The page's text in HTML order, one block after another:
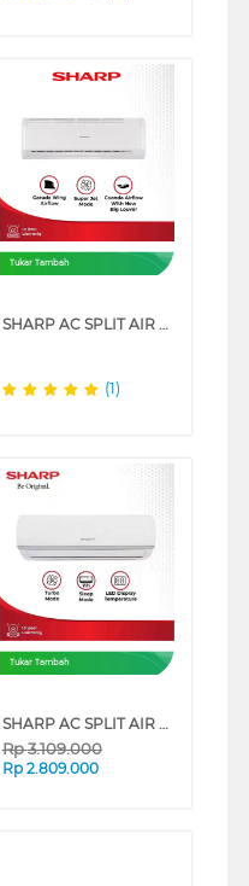
Tukar Tambah
SHARP AC SPLIT AIR CONDITIONER STANDARD GARUDA SERIES
(1)
Tukar Tambah
SHARP AC SPLIT AIR CONDITIONER STANDARD IMPORT AHAZCY SERIES
Rp3.109.000
Rp 2.809.000